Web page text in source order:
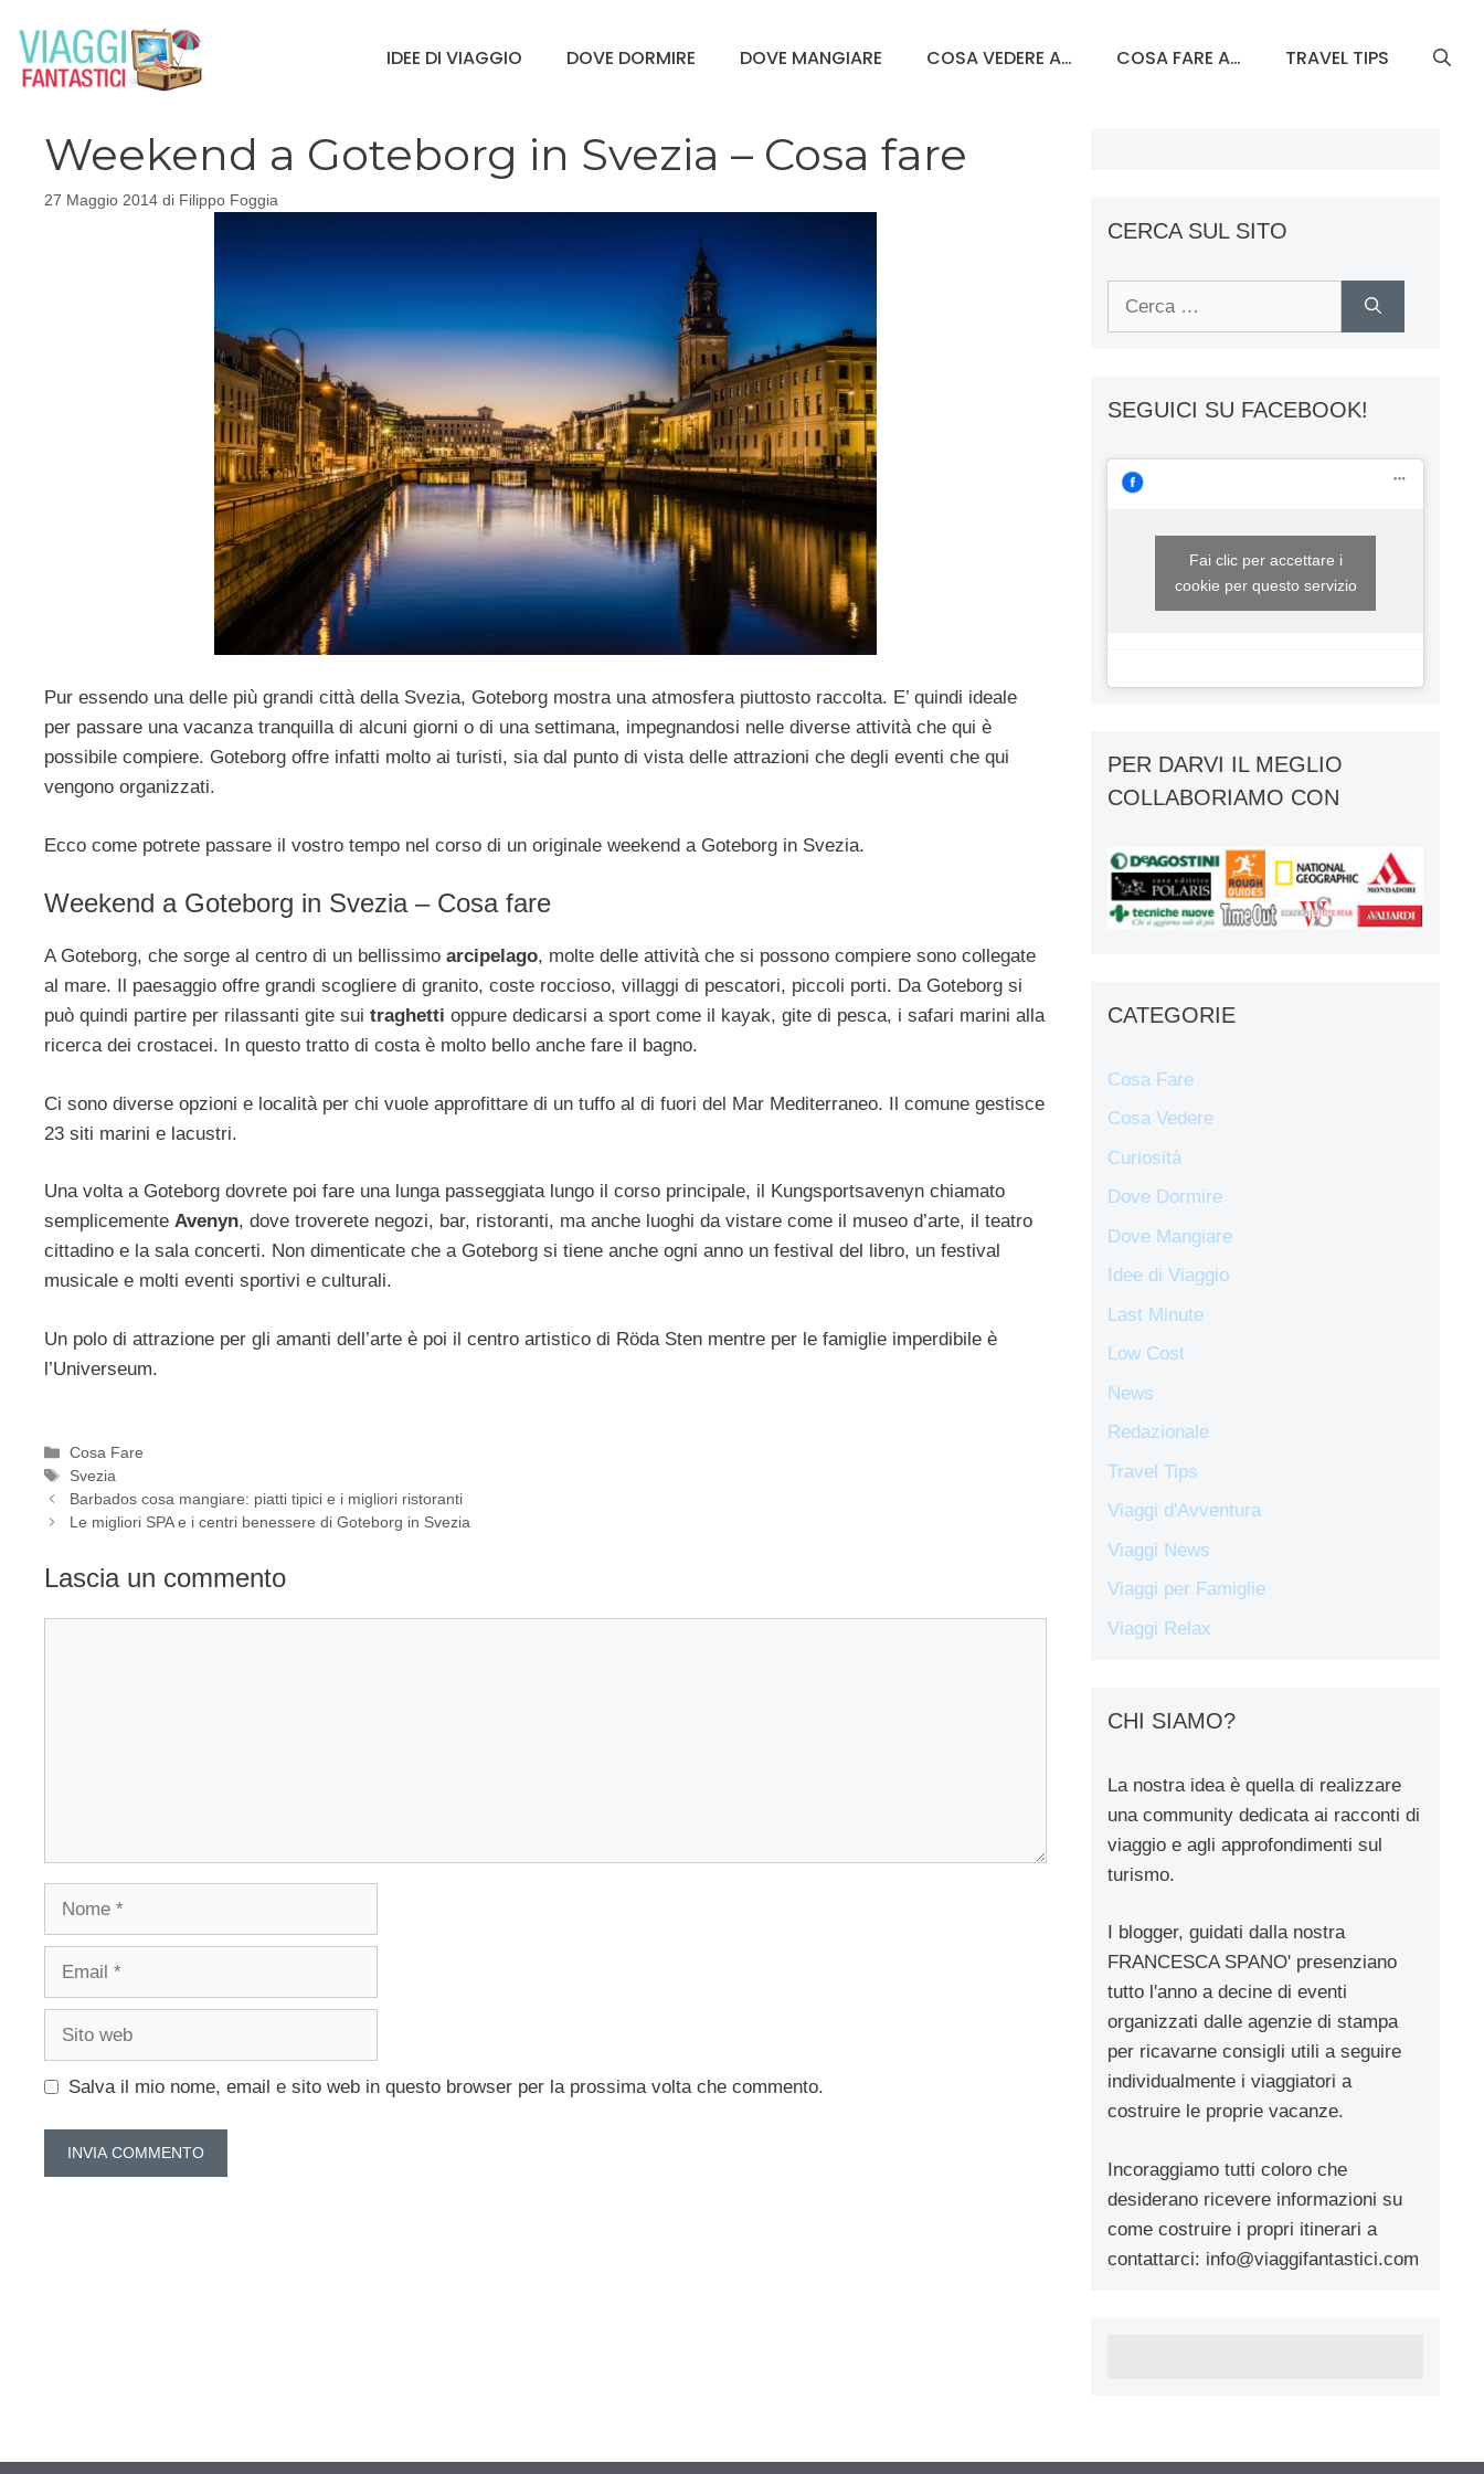
contenuto
IDEE DI VIAGGIO DOVE DORMIRE DOVE MANGIARE COSA VEDERE A… COSA FARE A… TRAVEL TIPS
Weekend a Goteborg in Svezia – Cosa fare
27 Maggio 2014 di Filippo Foggia
Pur essendo una delle più grandi città della Svezia, Goteborg mostra una atmosfera piuttosto raccolta. E’ quindi ideale
per passare una vacanza tranquilla di alcuni giorni o di una settimana, impegnandosi nelle diverse attività che qui è
possibile compiere. Goteborg offre infatti molto ai turisti, sia dal punto di vista delle attrazioni che degli eventi che qui
vengono organizzati.
Ecco come potrete passare il vostro tempo nel corso di un originale weekend a Goteborg in Svezia.
Weekend a Goteborg in Svezia – Cosa fare
A Goteborg, che sorge al centro di un bellissimo arcipelago, molte delle attività che si possono compiere sono collegate
al mare. Il paesaggio offre grandi scogliere di granito, coste roccioso, villaggi di pescatori, piccoli porti. Da Goteborg si
può quindi partire per rilassanti gite sui traghetti oppure dedicarsi a sport come il kayak, gite di pesca, i safari marini alla
ricerca dei crostacei. In questo tratto di costa è molto bello anche fare il bagno.
Ci sono diverse opzioni e località per chi vuole approfittare di un tuffo al di fuori del Mar Mediterraneo. Il comune gestisce
23 siti marini e lacustri.
Una volta a Goteborg dovrete poi fare una lunga passeggiata lungo il corso principale, il Kungsportsavenyn chiamato
semplicemente Avenyn, dove troverete negozi, bar, ristoranti, ma anche luoghi da vistare come il museo d’arte, il teatro
cittadino e la sala concerti. Non dimenticate che a Goteborg si tiene anche ogni anno un festival del libro, un festival
musicale e molti eventi sportivi e culturali.
Un polo di attrazione per gli amanti dell’arte è poi il centro artistico di Röda Sten mentre per le famiglie imperdibile è
l’Universeum.
Categorie
Cosa Fare
Tag
Svezia
Barbados cosa mangiare: piatti tipici e i migliori ristoranti
Le migliori SPA e i centri benessere di Goteborg in Svezia
Lascia un commento
Nome
Email
Sito
Salva il mio nome, email e sito web in questo browser per la prossima volta che commento.
CERCA SUL SITO
SEGUICI SU FACEBOOK!
Fai clic per accettare i
cookie per questo servizio
PER DARVI IL MEGLIO
COLLABORIAMO CON
CATEGORIE
Cosa Fare
Cosa Vedere
Curiosità
Dove Dormire
Dove Mangiare
Idee di Viaggio
Last Minute
Low Cost
News
Redazionale
Travel Tips
Viaggi d'Avventura
Viaggi News
Viaggi per Famiglie
Viaggi Relax
CHI SIAMO?
La nostra idea è quella di realizzare
una community dedicata ai racconti di
viaggio e agli approfondimenti sul
turismo.
I blogger, guidati dalla nostra
FRANCESCA SPANO' presenziano
tutto l'anno a decine di eventi
organizzati dalle agenzie di stampa
per ricavarne consigli utili a seguire
individualmente i viaggiatori a
costruire le proprie vacanze.
Incoraggiamo tutti coloro che
desiderano ricevere informazioni su
come costruire i propri itinerari a
contattarci: info@viaggifantastici.com